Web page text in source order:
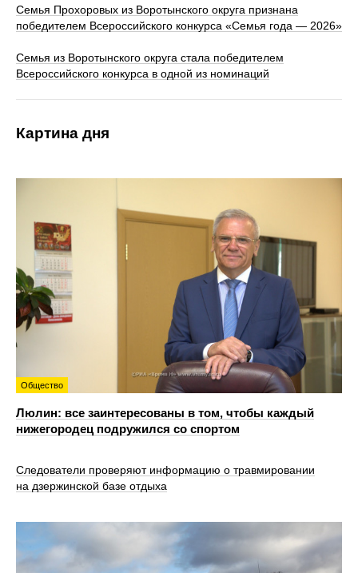
Семья Прохоровых из Воротынского округа признана
победителем Всероссийского конкурса «Семья года — 2026»
Семья из Воротынского округа стала победителем
Всероссийского конкурса в одной из номинаций
Картина дня
Общество
Люлин: все заинтересованы в том, чтобы каждый
нижегородец подружился со спортом
Следователи проверяют информацию о травмировании
на дзержинской базе отдыха